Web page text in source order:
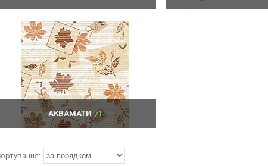
АКВАМАТИ 1